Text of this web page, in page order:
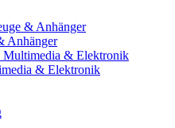
Anhänger
& Elektronik